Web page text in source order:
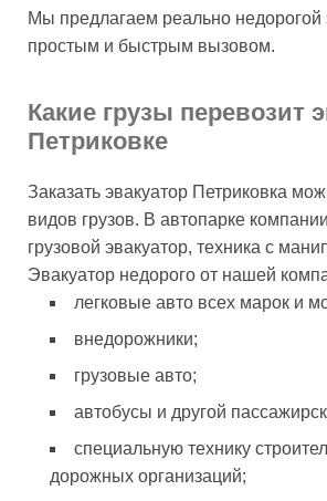
Мы предлагаем реально недорогой
простым и быстрым вызовом.
Какие грузы перевозит
Петриковке
Заказать эвакуатор Петриковка
видов грузов. В автопарке
грузовой эвакуатор, техника с
Эвакуатор недорого от нашей
легковые авто всех марок и
внедорожники;
грузовые авто;
автобусы и другой
специальную технику
дорожных организаций;